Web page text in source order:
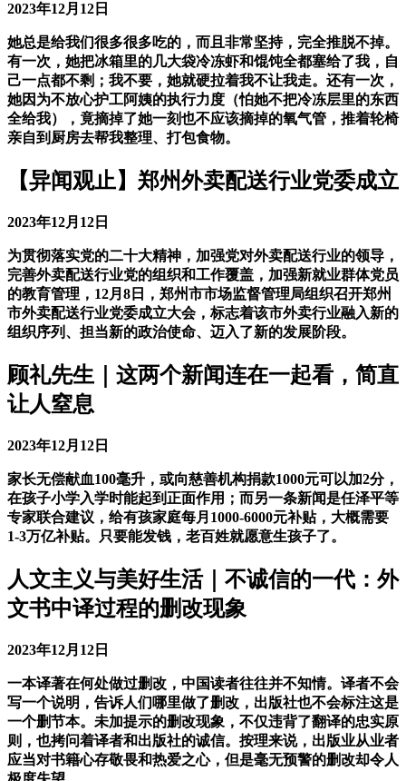
2023年12月12日
她总是给我们很多很多吃的，而且非常坚持，完全推脱不掉。
有一次，她把冰箱里的几大袋冷冻虾和馄饨全都塞给了我，自
己一点都不剩；我不要，她就硬拉着我不让我走。还有一次，
她因为不放心护工阿姨的执行力度（怕她不把冷冻层里的东西
全给我），竟摘掉了她一刻也不应该摘掉的氧气管，推着轮椅
亲自到厨房去帮我整理、打包食物。
【异闻观止】郑州外卖配送行业党委成立
2023年12月12日
为贯彻落实党的二十大精神，加强党对外卖配送行业的领导，
完善外卖配送行业党的组织和工作覆盖，加强新就业群体党员
的教育管理，12月8日，郑州市市场监督管理局组织召开郑州
市外卖配送行业党委成立大会，标志着该市外卖行业融入新的
组织序列、担当新的政治使命、迈入了新的发展阶段。
顾礼先生｜这两个新闻连在一起看，简直
让人窒息
2023年12月12日
家长无偿献血100毫升，或向慈善机构捐款1000元可以加2分，
在孩子小学入学时能起到正面作用；而另一条新闻是任泽平等
专家联合建议，给有孩家庭每月1000-6000元补贴，大概需要
1-3万亿补贴。只要能发钱，老百姓就愿意生孩子了。
人文主义与美好生活｜不诚信的一代：外
文书中译过程的删改现象
2023年12月12日
一本译著在何处做过删改，中国读者往往并不知情。译者不会
写一个说明，告诉人们哪里做了删改，出版社也不会标注这是
一个删节本。未加提示的删改现象，不仅违背了翻译的忠实原
则，也拷问着译者和出版社的诚信。按理来说，出版业从业者
应当对书籍心存敬畏和热爱之心，但是毫无预警的删改却令人